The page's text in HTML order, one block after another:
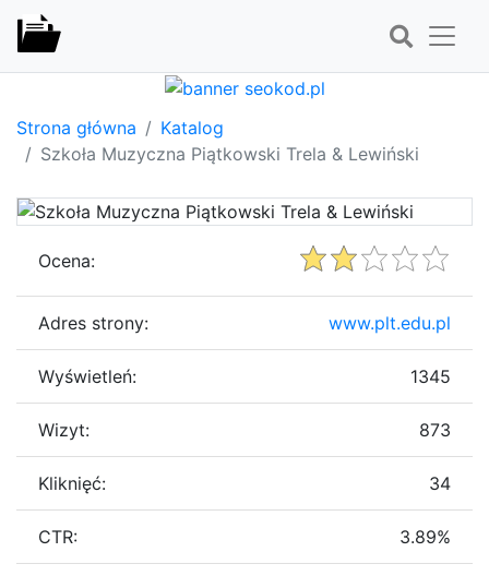
Strona główna
Katalog
Szkoła Muzyczna Piątkowski Trela & Lewiński
Ocena:
Adres strony: www.plt.edu.pl
Wyświetleń: 1345
Wizyt: 873
Kliknięć: 34
CTR: 3.89%